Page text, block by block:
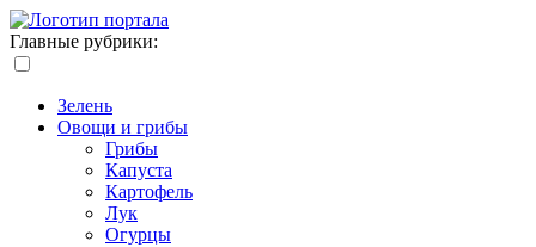
Главные рубрики:
Зелень
Овощи и грибы
Грибы
Капуста
Картофель
Лук
Огурцы